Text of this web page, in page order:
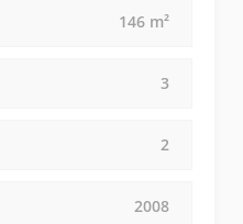
146 m²
3
2
2008